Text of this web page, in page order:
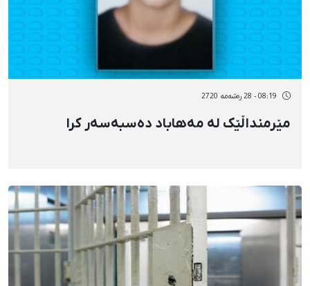
08:19 - 28 رەشەمه 2720
مێرمنداڵێک لە مەهاباد دەسبەسەر کرا